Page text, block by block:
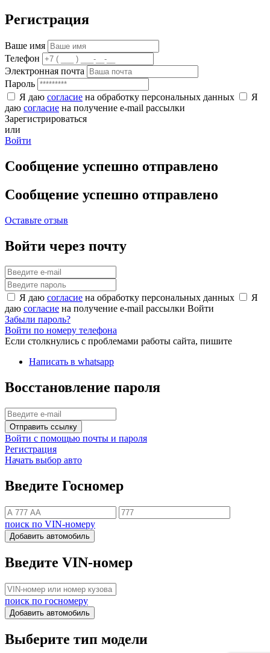
Регистрация
Ваше имя
Телефон
Электронная почта
Пароль
Я даю согласие на обработку персональных данных
Я
даю согласие на получение e-mail рассылки
Зарегистрироваться
или
Войти
Сообщение успешно отправлено
Сообщение успешно отправлено
Оставьте отзыв
Войти через почту
Я даю согласие на обработку персональных данных
Я
даю согласие на получение e-mail рассылки Войти
Забыли пароль?
Войти по номеру телефона
Если столкнулись с проблемами работы сайта, пишите
Написать в whatsapp
Восстановление пароля
Отправить ссылку
Войти с помощью почты и пароля
Регистрация
Начать выбор авто
Введите Госномер
поиск по VIN-номеру
Добавить автомобиль
Введите VIN-номер
поиск по госномеру
Добавить автомобиль
Выберите тип модели